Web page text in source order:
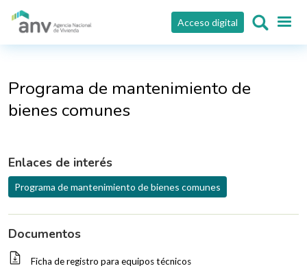
Pasar al contenido principal
Acceso digital
Programa de mantenimiento de
bienes comunes
Enlaces de interés
Programa de mantenimiento de bienes comunes
Documentos
Ficha de registro para equipos técnicos